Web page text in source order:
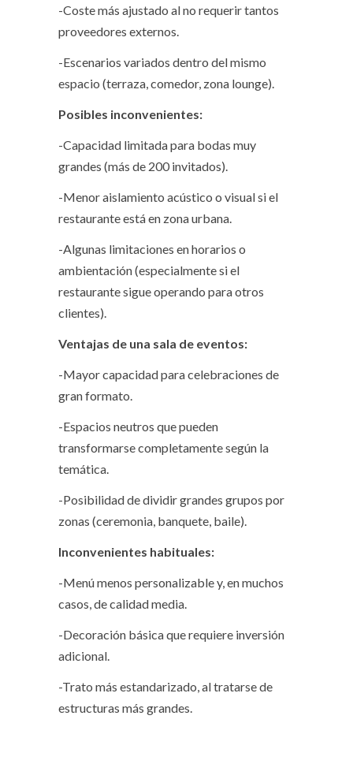
-Coste más ajustado al no requerir tantos
proveedores externos.
-Escenarios variados dentro del mismo
espacio (terraza, comedor, zona lounge).
Posibles inconvenientes:
-Capacidad limitada para bodas muy
grandes (más de 200 invitados).
-Menor aislamiento acústico o visual si el
restaurante está en zona urbana.
-Algunas limitaciones en horarios o
ambientación (especialmente si el
restaurante sigue operando para otros
clientes).
Ventajas de una sala de eventos:
-Mayor capacidad para celebraciones de
gran formato.
-Espacios neutros que pueden
transformarse completamente según la
temática.
-Posibilidad de dividir grandes grupos por
zonas (ceremonia, banquete, baile).
Inconvenientes habituales:
-Menú menos personalizable y, en muchos
casos, de calidad media.
-Decoración básica que requiere inversión
adicional.
-Trato más estandarizado, al tratarse de
estructuras más grandes.